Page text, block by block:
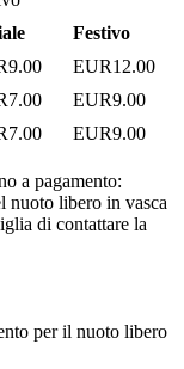
Festivo
EUR12.00
EUR9.00
EUR9.00
a pagamento:
nuoto libero in vasca
di contattare la
per il nuoto libero